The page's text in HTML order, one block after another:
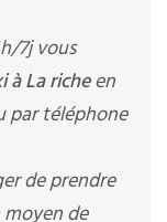
7j vous
à La richeen
par téléphone
de prendre
moyen de